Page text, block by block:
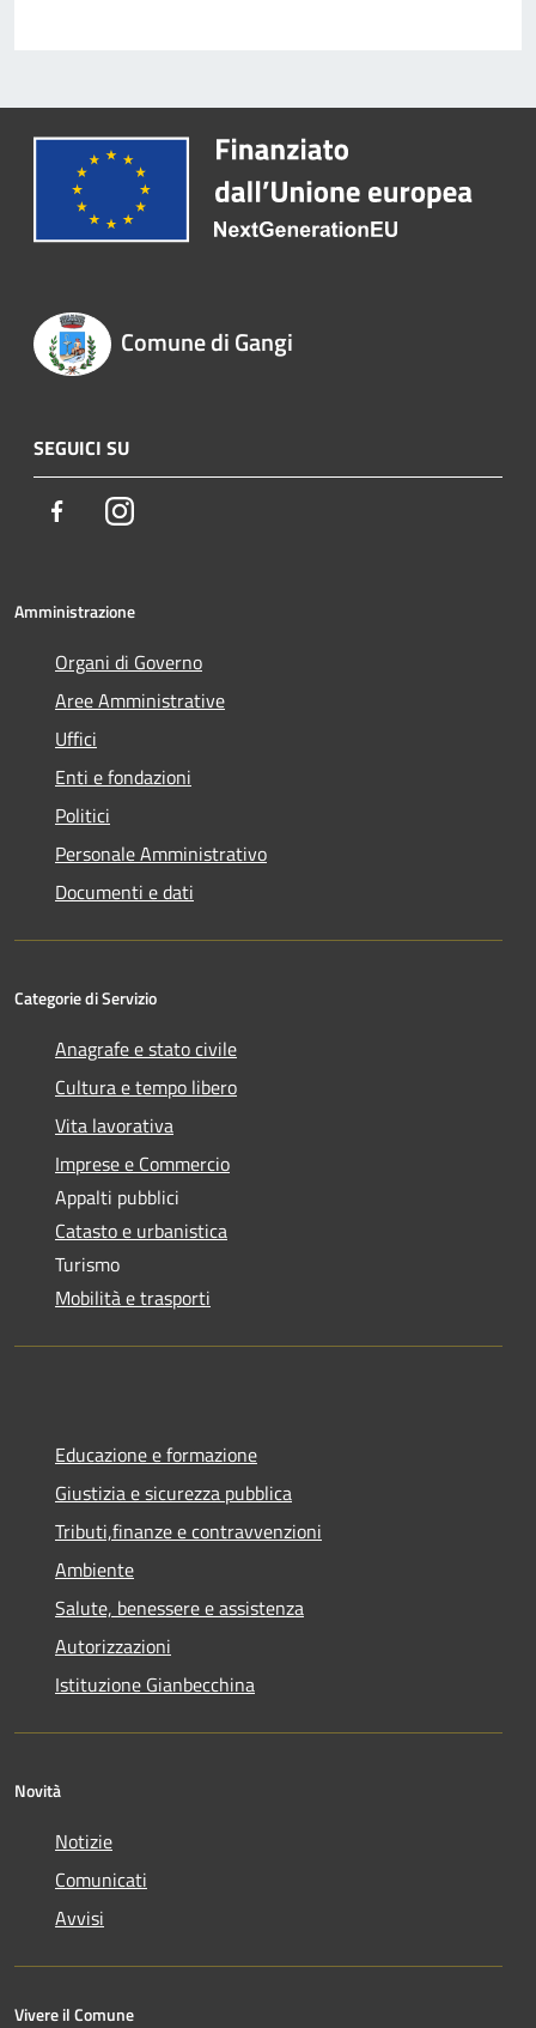
Comune di Gangi
SEGUICI SU
FacebookInstagram
Amministrazione
Organi di Governo
Aree Amministrative
Uffici
Enti e fondazioni
Politici
Personale Amministrativo
Documenti e dati
Categorie di Servizio
Anagrafe e stato civile
Cultura e tempo libero
Vita lavorativa
Imprese e Commercio
Appalti pubblici
Catasto e urbanistica
Turismo
Mobilità e trasporti
Educazione e formazione
Giustizia e sicurezza pubblica
Tributi,finanze e contravvenzioni
Ambiente
Salute, benessere e assistenza
Autorizzazioni
Istituzione Gianbecchina
Novità
Notizie
Comunicati
Avvisi
Vivere il Comune